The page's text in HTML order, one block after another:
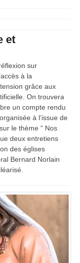
et
sur
à la
grâce aux
On trouvera
un compte rendu
à l’issue de
le thème “ Nos
deux entretiens
des églises
Bernard Norlain